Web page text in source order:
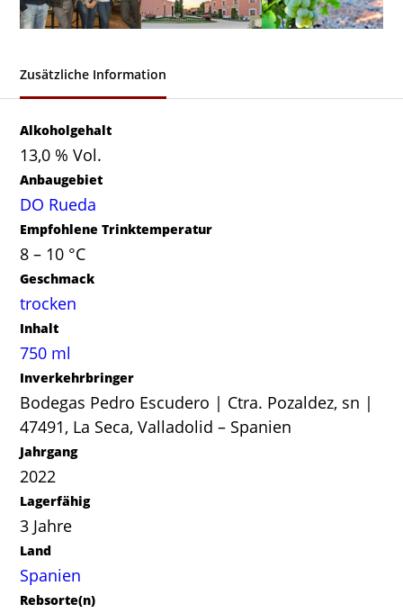
Zusätzliche Information
Alkoholgehalt
13,0 % Vol.
Anbaugebiet
DO Rueda
Empfohlene Trinktemperatur
8 – 10 °C
Geschmack
trocken
Inhalt
750 ml
Inverkehrbringer
Bodegas Pedro Escudero | Ctra. Pozaldez, sn |
47491, La Seca, Valladolid – Spanien
Jahrgang
2022
Lagerfähig
3 Jahre
Land
Spanien
Rebsorte(n)